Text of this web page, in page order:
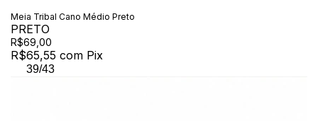
Meia Tribal Cano Médio Preto
PRETO
R$69,00
R$65,55 com Pix
39/43